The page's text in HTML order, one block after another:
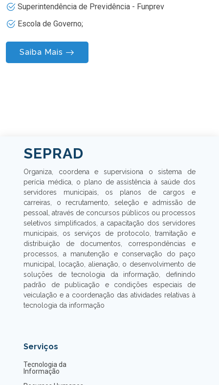
Superintendência de Previdência - Funprev
Escola de Governo;
Saiba Mais
SEPRAD
Organiza, coordena e supervisiona o sistema de
perícia médica, o plano de assistência à saúde dos
servidores municipais, os planos de cargos e
carreiras, o recrutamento, seleção e admissão de
pessoal, através de concursos públicos ou processos
seletivos simplificados, a capacitação dos servidores
municipais, os serviços de protocolo, tramitação e
distribuição de documentos, correspondências e
processos, a manutenção e conservação do paço
municipal, locação, alienação, o desenvolvimento de
soluções de tecnologia da informação, definindo
padrão de publicação e condições especiais de
veiculação e a coordenação das atividades relativas à
tecnologia da informação
Serviços
Tecnologia da
Informação